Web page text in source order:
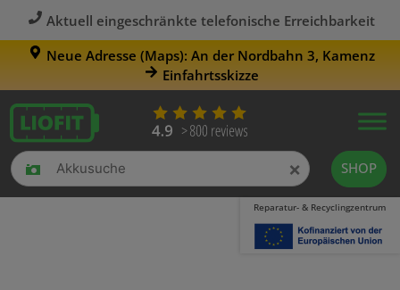
Aktuell eingeschränkte telefonische Erreichbarkeit
Neue Adresse (Maps): An der Nordbahn 3, Kamenz
Einfahrtsskizze
× SHOP
Reparatur- & Recyclingzentrum